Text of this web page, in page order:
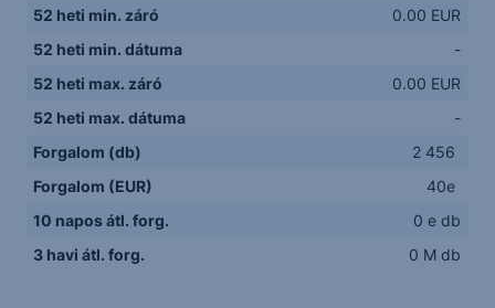
52 heti min. záró
0.00 EUR
52 heti min. dátuma
-
52 heti max. záró
0.00 EUR
52 heti max. dátuma
-
Forgalom (db)
2 456
Forgalom (EUR)
40e
10 napos átl. forg.
0 e db
3 havi átl. forg.
0 M db